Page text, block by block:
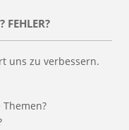
FEHLER?
uns zu verbessern.